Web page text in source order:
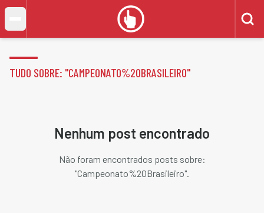
TUDO SOBRE: "CAMPEONATO%20BRASILEIRO"
Nenhum post encontrado
Não foram encontrados posts sobre:
"Campeonato%20Brasileiro".